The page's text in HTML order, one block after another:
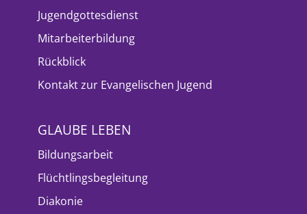
Jugendgottesdienst
Mitarbeiterbildung
Rückblick
Kontakt zur Evangelischen Jugend
GLAUBE LEBEN
Bildungsarbeit
Flüchtlingsbegleitung
Diakonie